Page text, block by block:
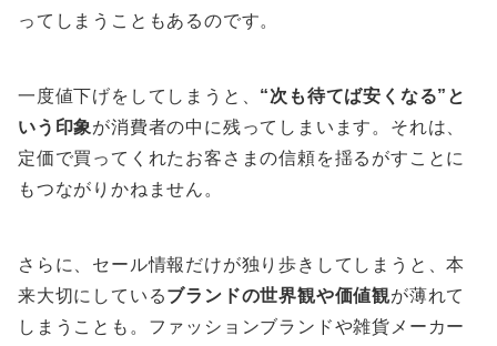
ってしまうこともあるのです。
一度値下げをしてしまうと、 “次も待てば安くなる”と
いう印象が消費者の中に残ってしまいます。それは、
定価で買ってくれたお客さまの信頼を揺るがすことに
もつながりかねません。
さらに、セール情報だけが独り歩きしてしまうと、本
来大切にしているブランドの世界観や価値観が薄れて
しまうことも。ファッションブランドや雑貨メーカー